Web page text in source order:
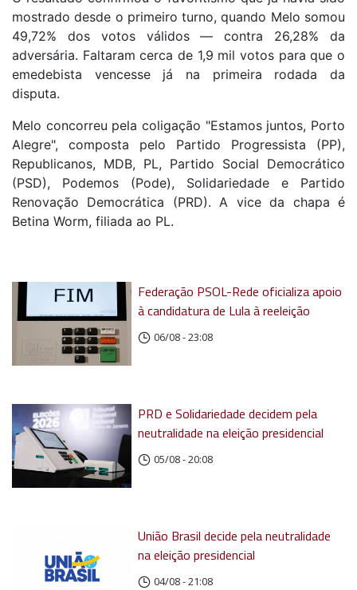
mostrado desde o primeiro turno, quando Melo somou
49,72% dos votos válidos — contra 26,28% da
adversária. Faltaram cerca de 1,9 mil votos para que o
emedebista vencesse já na primeira rodada da
disputa.
Melo concorreu pela coligação "Estamos juntos, Porto
Alegre", composta pelo Partido Progressista (PP),
Republicanos, MDB, PL, Partido Social Democrático
(PSD), Podemos (Pode), Solidariedade e Partido
Renovação Democrática (PRD). A vice da chapa é
Betina Worm, filiada ao PL.
Federação PSOL-Rede oficializa apoio
à candidatura de Lula à reeleição
06/08 - 23:08
PRD e Solidariedade decidem pela
neutralidade na eleição presidencial
05/08 - 20:08
União Brasil decide pela neutralidade
na eleição presidencial
04/08 - 21:08